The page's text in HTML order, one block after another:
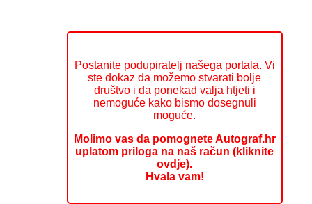
Postanite podupiratelj našega portala. Vi
ste dokaz da možemo stvarati bolje
društvo i da ponekad valja htjeti i
nemoguće kako bismo dosegnuli
moguće.
Molimo vas da pomognete Autograf.hr
uplatom priloga na naš račun (kliknite
ovdje).
Hvala vam!